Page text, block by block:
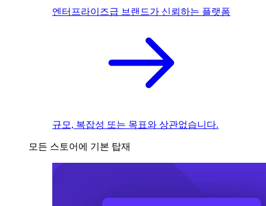
엔터프라이즈급 브랜드가 신뢰하는 플랫폼
규모, 복잡성 또는 목표와 상관없습니다.
모든 스토어에 기본 탑재